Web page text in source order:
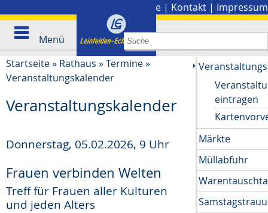
Presse | Kontakt | Impressum
Menü
Startseite» Rathaus »Termine»
Veranstaltungskalender
Veranstaltungskalender
Donnerstag, 05.02.2026, 9 Uhr
Frauen verbinden Welten
Treff für Frauen aller Kulturen
und jeden Alters
eintragen
Märkte
Müllabfuhr